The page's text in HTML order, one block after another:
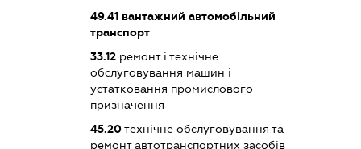
49.41 вантажний автомобільний
транспорт
33.12 ремонт і технічне
обслуговування машин і
устатковання промислового
призначення
45.20технічне обслуговування та
ремонт автотранспортних засобів